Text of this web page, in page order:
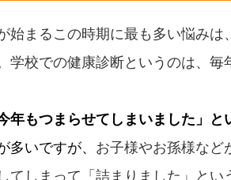
始まるこの時期に最も多い悩み
学校での健康診断というのは、
年もつまらせてしまいました」と
多いですが、 お子様やお孫様など
てしまって「詰まりました」とい